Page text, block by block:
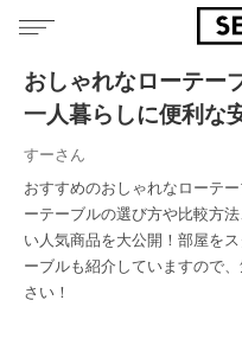
おしゃれなローテー
一人暮らしに便利な
すーさん
おすすめのおしゃれなローテ
ーテーブルの選び方や比較方
い人気商品を大公開！部屋を
ーブルも紹介していますので
さい！